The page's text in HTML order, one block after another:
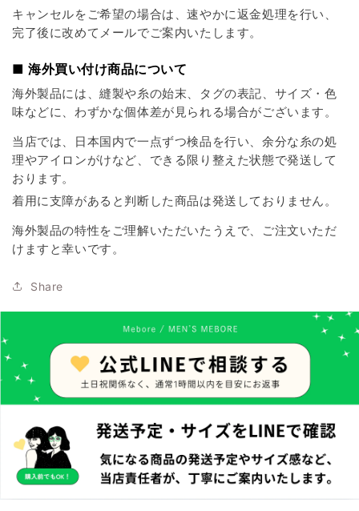
キャンセルをご希望の場合は、速やかに返金処理を行い、
完了後に改めてメールでご案内いたします。
■ 海外買い付け商品について
海外製品には、縫製や糸の始末、タグの表記、サイズ・色
味などに、わずかな個体差が見られる場合がございます。
当店では、日本国内で一点ずつ検品を行い、余分な糸の処
理やアイロンがけなど、できる限り整えた状態で発送して
おります。
着用に支障があると判断した商品は発送しておりません。
海外製品の特性をご理解いただいたうえで、ご注文いただ
けますと幸いです。
Share